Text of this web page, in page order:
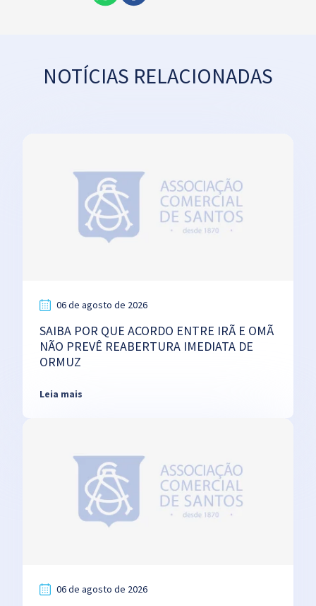
NOTÍCIAS RELACIONADAS
06 de agosto de 2026
SAIBA POR QUE ACORDO ENTRE IRÃ E OMÃ
NÃO PREVÊ REABERTURA IMEDIATA DE
ORMUZ
Leia mais
06 de agosto de 2026